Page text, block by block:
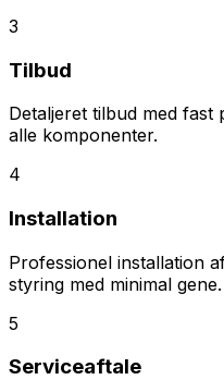
3
Tilbud
Detaljeret tilbud med fast
alle komponenter.
4
Installation
Professionel installation
styring med minimal gene.
5
Serviceaftale